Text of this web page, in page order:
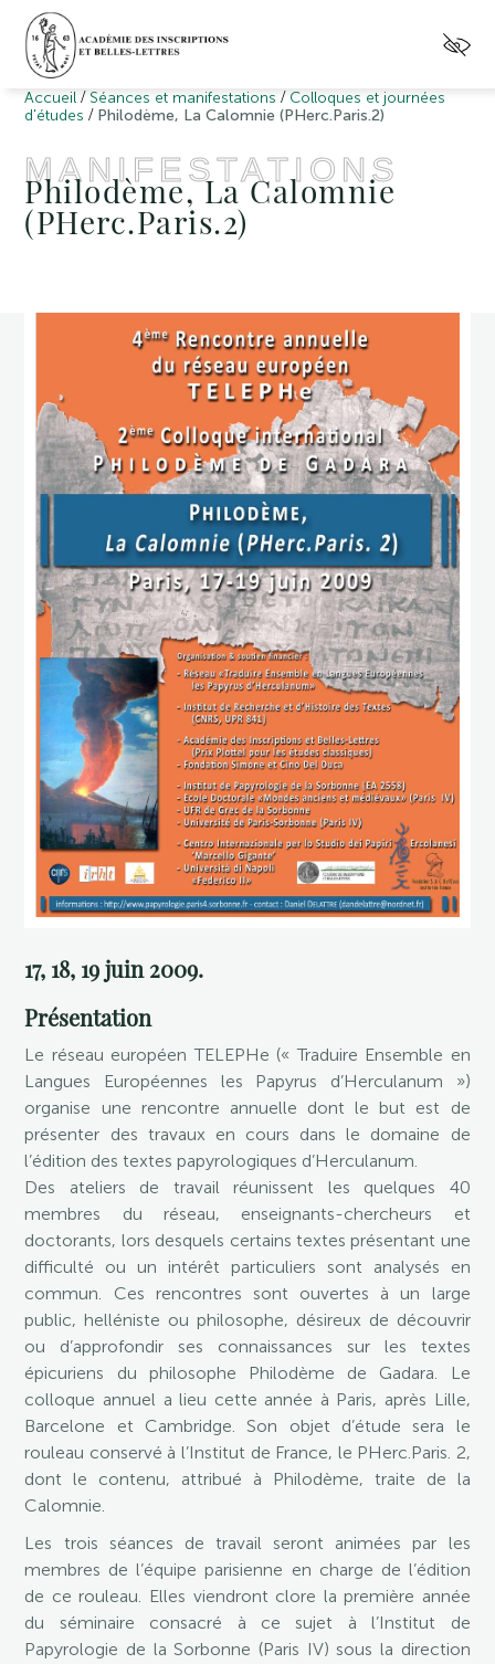
Accueil / Séances et manifestations / Colloques et journées
d'études / Philodème, La Calomnie (PHerc.Paris.2)
MANIFESTATIONS
Philodème, La Calomnie
(PHerc.Paris.2)
17, 18, 19 juin 2009.
Présentation
Le réseau européen TELEPHe (« Traduire Ensemble en
Langues Européennes les Papyrus d’Herculanum »)
organise une rencontre annuelle dont le but est de
présenter des travaux en cours dans le domaine de
l’édition des textes papyrologiques d’Herculanum.
Des ateliers de travail réunissent les quelques 40
membres du réseau, enseignants-chercheurs et
doctorants, lors desquels certains textes présentant une
difficulté ou un intérêt particuliers sont analysés en
commun. Ces rencontres sont ouvertes à un large
public, helléniste ou philosophe, désireux de découvrir
ou d’approfondir ses connaissances sur les textes
épicuriens du philosophe Philodème de Gadara. Le
colloque annuel a lieu cette année à Paris, après Lille,
Barcelone et Cambridge. Son objet d’étude sera le
rouleau conservé à l’Institut de France, le PHerc.Paris. 2,
dont le contenu, attribué à Philodème, traite de la
Calomnie.
Les trois séances de travail seront animées par les
membres de l’équipe parisienne en charge de l’édition
de ce rouleau. Elles viendront clore la première année
du séminaire consacré à ce sujet à l’Institut de
Papyrologie de la Sorbonne (Paris IV) sous la direction